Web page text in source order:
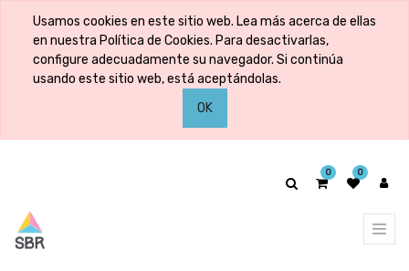
Usamos cookies en este sitio web. Lea más acerca de ellas
en nuestra Política de Cookies. Para desactivarlas,
configure adecuadamente su navegador. Si continúa
usando este sitio web, está aceptándolas.
OK
0 0